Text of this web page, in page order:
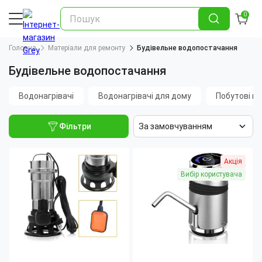
0
Головна Матеріали для ремонту Будівельне водопостачання
Будівельне водопостачання
Водонагрівачі Водонагрівачі для дому Побутові
Фільтри За замовчуванням
Акція
Вибір користувача